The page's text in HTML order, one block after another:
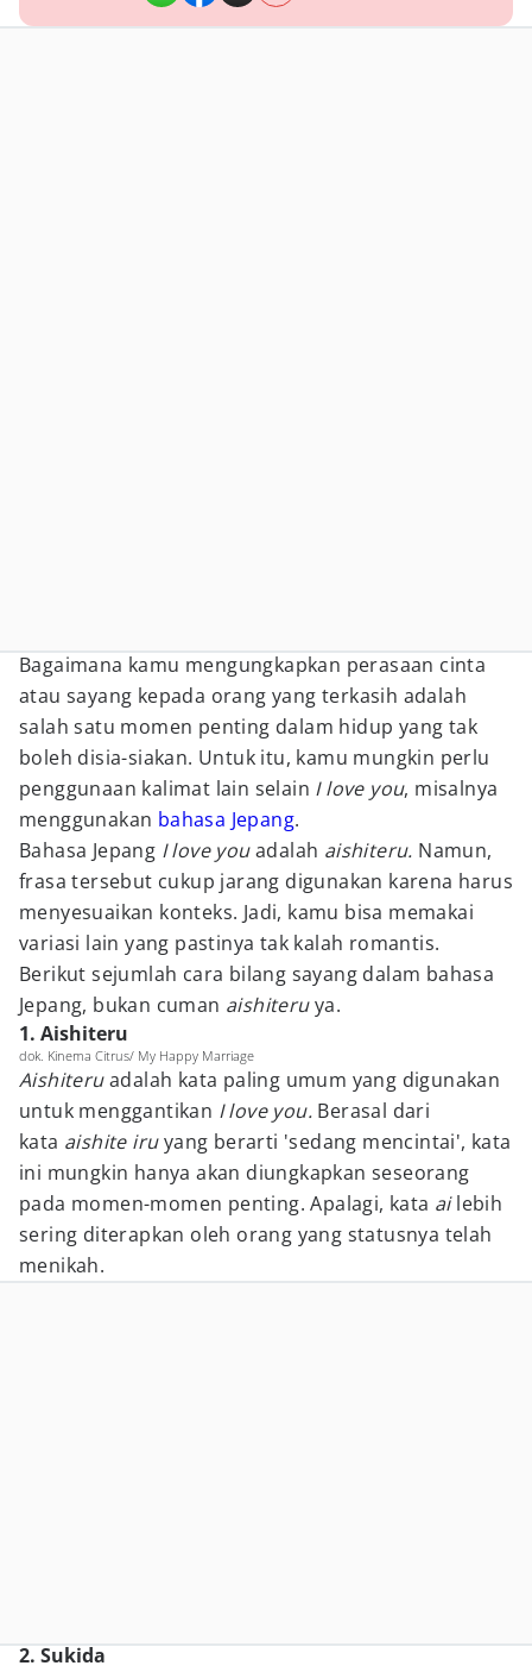
Bagaimana kamu mengungkapkan perasaan cinta
atau sayang kepada orang yang terkasih adalah
salah satu momen penting dalam hidup yang tak
boleh disia-siakan. Untuk itu, kamu mungkin perlu
penggunaan kalimat lain selain I love you, misalnya
menggunakan bahasa Jepang.
Bahasa Jepang I love youadalah aishiteru. Namun,
frasa tersebut cukup jarang digunakan karena harus
menyesuaikan konteks. Jadi, kamu bisa memakai
variasi lain yang pastinya tak kalah romantis.
Berikut sejumlah cara bilang sayang dalam bahasa
Jepang, bukan cuman aishiteruya.
1. Aishiteru
dok. Kinema Citrus/ My Happy Marriage
Aishiteruadalah kata paling umum yang digunakan
untuk menggantikan I love you. Berasal dari
kata aishite iruyang berarti 'sedang mencintai', kata
ini mungkin hanya akan diungkapkan seseorang
pada momen-momen penting. Apalagi, kata ailebih
sering diterapkan oleh orang yang statusnya telah
menikah.
2. Sukida